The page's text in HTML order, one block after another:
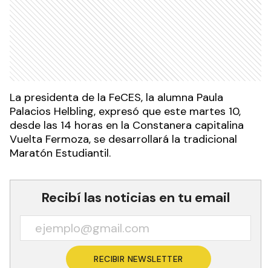
La presidenta de la FeCES, la alumna Paula
Palacios Helbling, expresó que este martes 10,
desde las 14 horas en la Constanera capitalina
Vuelta Fermoza, se desarrollará la tradicional
Maratón Estudiantil.
Recibí las noticias en tu email
RECIBIR NEWSLETTER